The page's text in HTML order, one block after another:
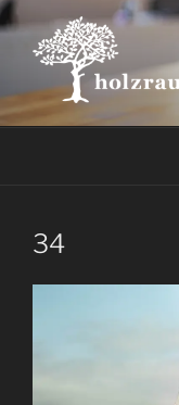
Zum
Inhalt
springen
34